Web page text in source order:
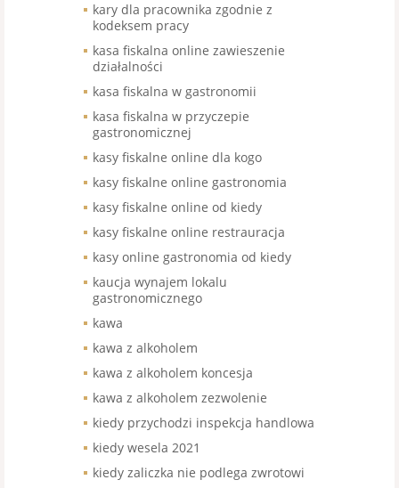
kary dla pracownika zgodnie z
kodeksem pracy
kasa fiskalna online zawieszenie
działalności
kasa fiskalna w gastronomii
kasa fiskalna w przyczepie
gastronomicznej
kasy fiskalne online dla kogo
kasy fiskalne online gastronomia
kasy fiskalne online od kiedy
kasy fiskalne online restrauracja
kasy online gastronomia od kiedy
kaucja wynajem lokalu
gastronomicznego
kawa
kawa z alkoholem
kawa z alkoholem koncesja
kawa z alkoholem zezwolenie
kiedy przychodzi inspekcja handlowa
kiedy wesela 2021
kiedy zaliczka nie podlega zwrotowi